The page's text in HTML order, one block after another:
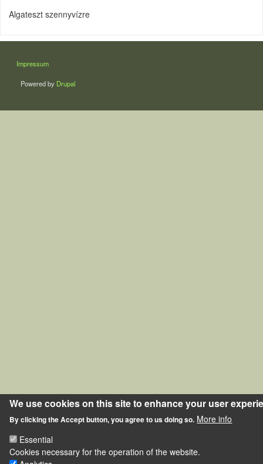
Algateszt szennyvízre
LÁBLÉC
Impressum
Powered by Drupal
We use cookies on this site to enhance your user
By clicking the Accept button, you agree to us doing so. More info
Essential
Cookies necessary for the operation of the website.